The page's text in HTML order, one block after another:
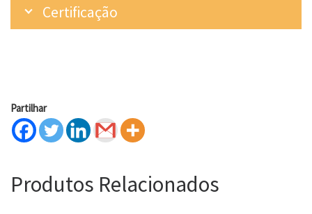
Certificação
Partilhar
Produtos Relacionados